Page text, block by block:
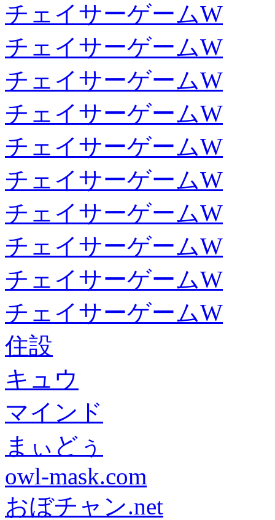
チェイサーゲームW
チェイサーゲームW
チェイサーゲームW
チェイサーゲームW
チェイサーゲームW
チェイサーゲームW
チェイサーゲームW
チェイサーゲームW
チェイサーゲームW
チェイサーゲームW
住設
キュウ
マインド
まぃどぅ
owl-mask.com
おぼチャン.net